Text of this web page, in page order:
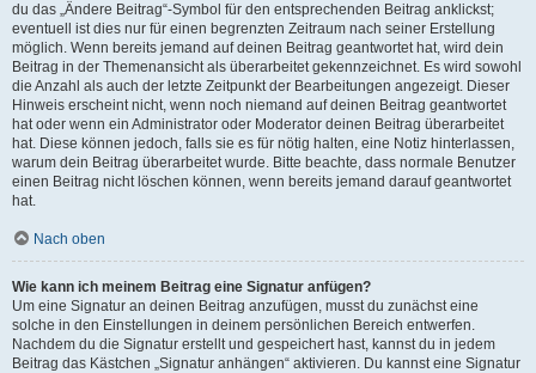
du das „Ändere Beitrag“-Symbol für den entsprechenden Beitrag anklickst;
eventuell ist dies nur für einen begrenzten Zeitraum nach seiner Erstellung
möglich. Wenn bereits jemand auf deinen Beitrag geantwortet hat, wird dein
Beitrag in der Themenansicht als überarbeitet gekennzeichnet. Es wird sowohl
die Anzahl als auch der letzte Zeitpunkt der Bearbeitungen angezeigt. Dieser
Hinweis erscheint nicht, wenn noch niemand auf deinen Beitrag geantwortet
hat oder wenn ein Administrator oder Moderator deinen Beitrag überarbeitet
hat. Diese können jedoch, falls sie es für nötig halten, eine Notiz hinterlassen,
warum dein Beitrag überarbeitet wurde. Bitte beachte, dass normale Benutzer
einen Beitrag nicht löschen können, wenn bereits jemand darauf geantwortet
hat.
Nach oben
Wie kann ich meinem Beitrag eine Signatur anfügen?
Um eine Signatur an deinen Beitrag anzufügen, musst du zunächst eine
solche in den Einstellungen in deinem persönlichen Bereich entwerfen.
Nachdem du die Signatur erstellt und gespeichert hast, kannst du in jedem
Beitrag das Kästchen „Signatur anhängen“ aktivieren. Du kannst eine Signatur